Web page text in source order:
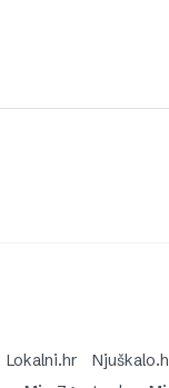
Lokalni.hr